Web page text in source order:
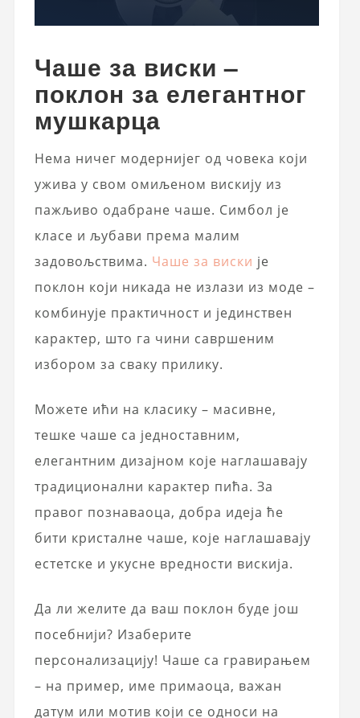
Чаше за виски –
поклон за елегантног
мушкарца
Нема ничег модернијег од човека који
ужива у свом омиљеном вискију из
пажљиво одабране чаше. Симбол је
класе и љубави према малим
задовољствима. Чаше за виски је
поклон који никада не излази из моде –
комбинује практичност и јединствен
карактер, што га чини савршеним
избором за сваку прилику.
Можете ићи на класику – масивне,
тешке чаше са једноставним,
елегантним дизајном које наглашавају
традиционални карактер пића. За
правог познаваоца, добра идеја ће
бити кристалне чаше, које наглашавају
естетске и укусне вредности вискија.
Да ли желите да ваш поклон буде још
посебнији? Изаберите
персонализацију! Чаше са гравирањем
– на пример, име примаоца, важан
датум или мотив који се односи на